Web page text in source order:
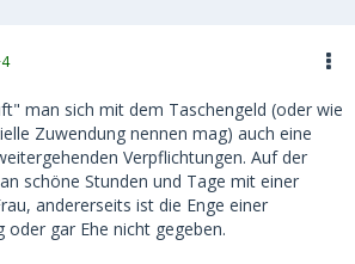
man sich mit dem Taschengeld (oder wie
Zuwendung nennen mag) auch eine
Verpflichtungen. Auf der
schöne Stunden und Tage mit einer
andererseits ist die Enge einer
oder gar Ehe nicht gegeben.